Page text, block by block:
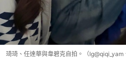
琦琦、任達華與韋碧克自拍。（Ig@qiqi_yam